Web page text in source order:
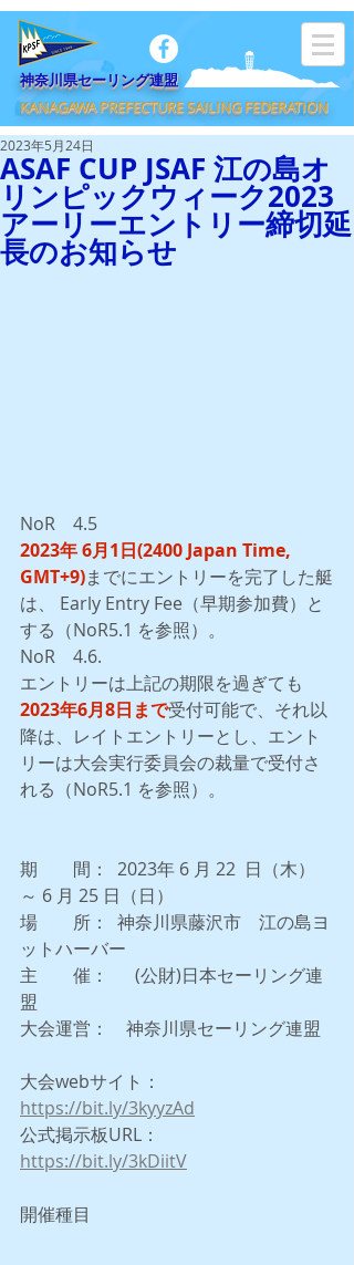
​神奈川県セーリング連盟
KANAGAWA PREFECTURE SAILING FEDERATION
ASAF CUP JSAF 江の島オ
リンピックウィーク2023
アーリーエントリー締切延
長のお知らせ
2023年5月24日
NoR　4.5
2023年 6月1日(2400 Japan Time,
GMT+9)までにエントリーを完了した艇
は、 Early Entry Fee（早期参加費）と
する（NoR5.1 を参照）。
NoR　4.6.
エントリーは上記の期限を過ぎても
2023年6月8日まで受付可能で、それ以
降は、レイトエントリーとし、エント
リーは大会実行委員会の裁量で受付さ
れる（NoR5.1 を参照）。
期　　間：  2023年 6 月 22  日（木）
～ 6 月 25 日（日）
場　　所：  神奈川県藤沢市　江の島ヨ
ットハーバー
主　　催：  　(公財)日本セーリング連
盟
大会運営：　神奈川県セーリング連盟
大会webサイト：
https://bit.ly/3kyyzAd
公式掲示板URL：
https://bit.ly/3kDiitV
開催種目